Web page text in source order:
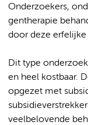
Onderzoekers,
gentherapie
door deze
Dit type
en heel kostbaar.
opgezet met
veelbelovende